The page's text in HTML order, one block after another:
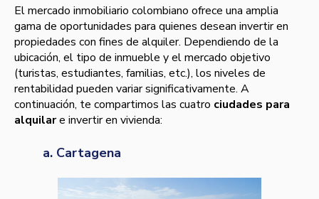
El mercado inmobiliario colombiano ofrece una amplia
gama de oportunidades para quienes desean invertir en
propiedades con fines de alquiler. Dependiendo de la
ubicación, el tipo de inmueble y el mercado objetivo
(turistas, estudiantes, familias, etc.), los niveles de
rentabilidad pueden variar significativamente. A
continuación, te compartimos las cuatro ciudades para
alquilare invertir en vivienda:
a. Cartagena